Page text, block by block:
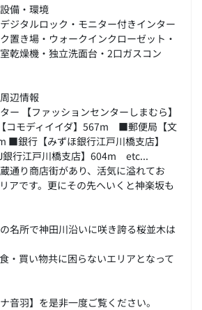
備・環境
ジタルロック・モニター付きインター
置き場・ウォークインクローゼット・
乾燥機・独立洗面台・2口ガスコン
辺情報
ー 【ファッションセンターしまむら】
モディイイダ】567m ■郵便局【文
■銀行【みずほ銀行江戸川橋支店】
銀行江戸川橋支店】604m etc...
通り商店街があり、活気に溢れてお
アです。更にその先へいくと神楽坂も
名所で神田川沿いに咲き誇る桜並木は
・買い物共に困らないエリアとなって
音羽】を是非一度ご覧ください。